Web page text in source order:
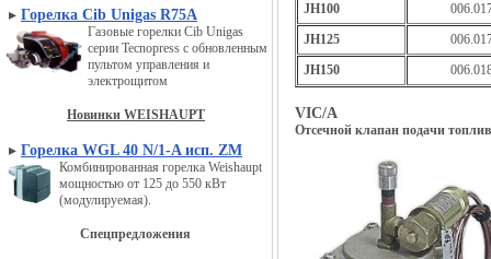
▸ Горелка Cib Unigas R75A
Газовые горелки Cib Unigas
серии Tecnopress с обновленным
пультом управления и
электрощитом
Новинки WEISHAUPT
▸ Горелка WGL 40 N/1-A исп. ZM
Комбинированная горелка Weishaupt
мощностью от 125 до 550 кВт
(модулируемая).
Спецпредложения
JH100
JH125
JH150
VIC/A
Отсечной клапан подачи